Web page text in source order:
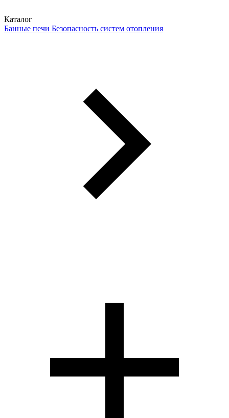
Каталог
Банные печи Безопасность систем отопления